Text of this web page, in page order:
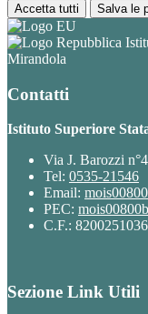
Accetta tutti Salva le
Mirandola
Contatti
Istituto Superiore
Via J. Barozzi
Tel: 0535-21546
Email:
PEC:
C.F.:
Sezione Link Utili